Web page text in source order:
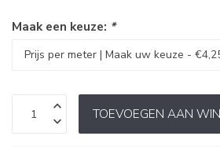
Maak een keuze: *
TOEVOEGEN AAN